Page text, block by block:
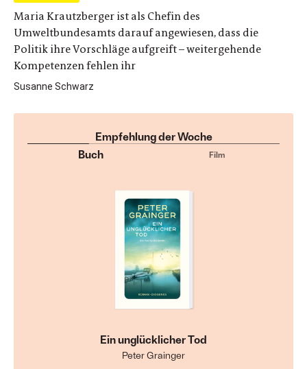
Maria Krautzberger ist als Chefin des
Umweltbundesamts darauf angewiesen, dass die
Politik ihre Vorschläge aufgreift – weitergehende
Kompetenzen fehlen ihr
Susanne Schwarz
Empfehlung der Woche
Buch
Film
Ein unglücklicher Tod
Peter Grainger